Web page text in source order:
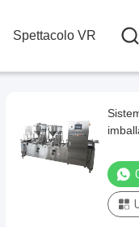
Spettacolo VR